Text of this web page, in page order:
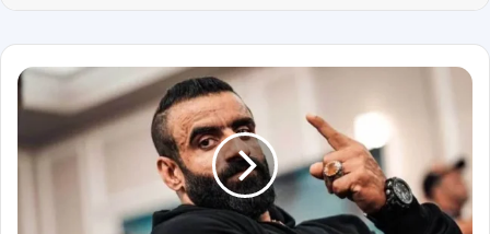
استوری
در
حمایت
از